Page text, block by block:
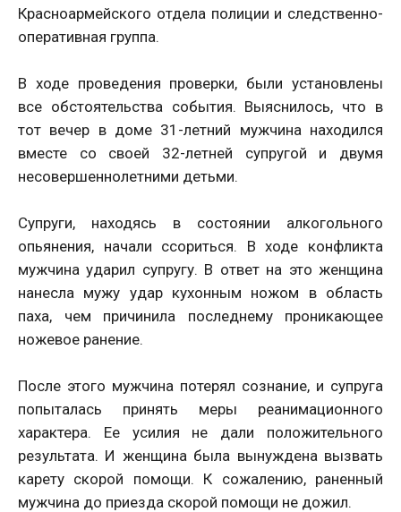
Красноармейского отдела полиции и следственно-
оперативная группа.
В ходе проведения проверки, были установлены
все обстоятельства события. Выяснилось, что в
тот вечер в доме 31-летний мужчина находился
вместе со своей 32-летней супругой и двумя
несовершеннолетними детьми.
Супруги, находясь в состоянии алкогольного
опьянения, начали ссориться. В ходе конфликта
мужчина ударил супругу. В ответ на это женщина
нанесла мужу удар кухонным ножом в область
паха, чем причинила последнему проникающее
ножевое ранение.
После этого мужчина потерял сознание, и супруга
попыталась принять меры реанимационного
характера. Ее усилия не дали положительного
результата. И женщина была вынуждена вызвать
карету скорой помощи. К сожалению, раненный
мужчина до приезда скорой помощи не дожил.